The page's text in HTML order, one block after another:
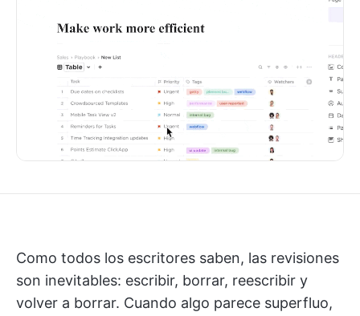
Como todos los escritores saben, las revisiones
son inevitables: escribir, borrar, reescribir y
volver a borrar. Cuando algo parece superfluo,